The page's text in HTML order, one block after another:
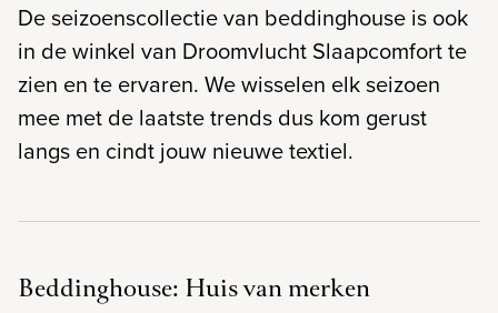
De seizoenscollectie van beddinghouse is ook
in de winkel van Droomvlucht Slaapcomfort te
zien en te ervaren. We wisselen elk seizoen
mee met de laatste trends dus kom gerust
langs en cindt jouw nieuwe textiel.
Beddinghouse: Huis van merken